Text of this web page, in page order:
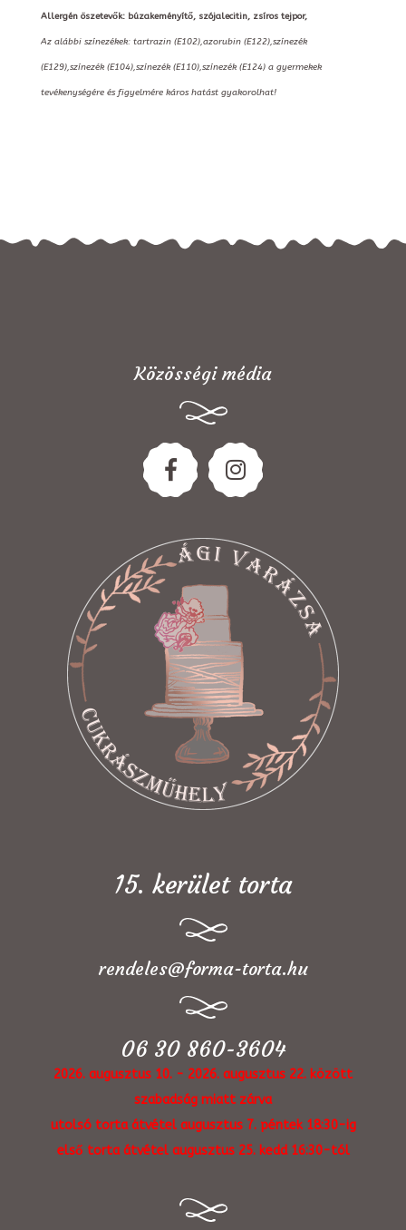
Allergén öszetevők: búzakeményítő, szójalecitin, zsíros tejpor,
Az alábbi színezékek: tartrazin (E102),azorubin (E122),színezék
(E129),színezék (E104),színezék (E110),színezék (E124) a gyermekek
tevékenységére és figyelmére káros hatást gyakorolhat!
Közösségi média
15. kerület torta
rendeles@forma-torta.hu
06 30 860-3604
2026. augusztus 10. - 2026. augusztus 22. között
szabadság miatt zárva
utolsó torta átvétel augusztus 7. péntek 18:30-ig
első torta átvétel augusztus 25. kedd 16:30-tól